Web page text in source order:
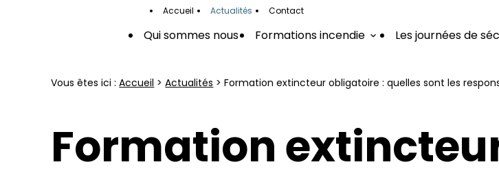
Accueil Actualités Contact
Qui sommes nous Formations incendie Les journées de
Vous êtes ici : Accueil >Actualités > Formation extincteur obligatoire : quelles sont les
Formation
Panneau de gestion des cookies